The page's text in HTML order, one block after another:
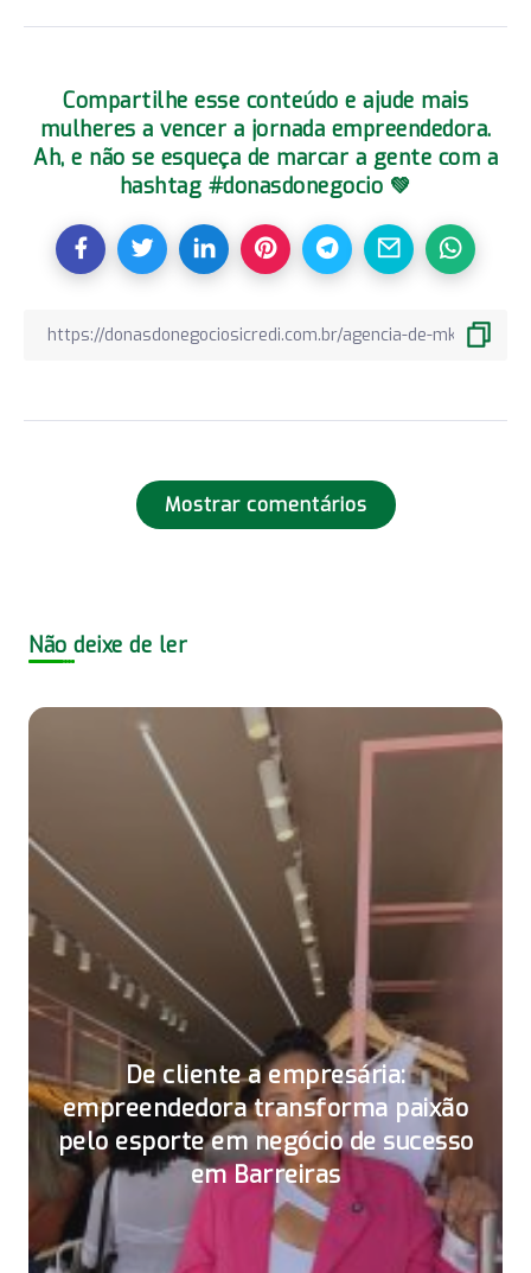
Compartilhe esse conteúdo e ajude mais
mulheres a vencer a jornada empreendedora.
Ah, e não se esqueça de marcar a gente com a
hashtag #donasdonegocio 💚
Mostrar comentários
Não deixe de ler
De cliente a empresária:
empreendedora transforma paixão
pelo esporte em negócio de sucesso
em Barreiras